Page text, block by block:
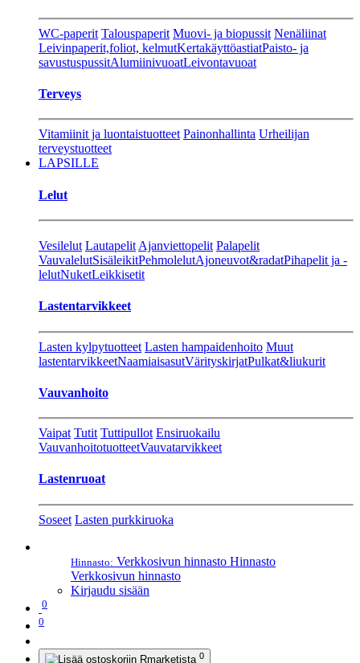
WC-paperit Talouspaperit Muovi- ja biopussit Nenäliinat
Leivinpaperit,foliot, kelmutKertakäyttöastiatPaisto- ja
savustuspussitAlumiinivuoatLeivontavuoat
Terveys
Vitamiinit ja luontaistuotteet Painonhallinta Urheilijan
terveystuotteet
LAPSILLE
Lelut
Vesilelut Lautapelit Ajanviettopelit Palapelit
VauvalelutSisäleikitPehmolelutAjoneuvot&radatPihapelit ja -
lelutNuketLeikkisetit
Lastentarvikkeet
Lasten kylpytuotteet Lasten hampaidenhoito Muut
lastentarvikkeetNaamiaisasutVärityskirjatPulkat&liukurit
Vauvanhoito
Vaipat Tutit Tuttipullot Ensiruokailu
VauvanhoitotuotteetVauvatarvikkeet
Lastenruoat
Soseet Lasten purkkiruoka
Hinnasto: Verkkosivun hinnasto Hinnasto
Verkkosivun hinnasto
Kirjaudu sisään
0
0
0